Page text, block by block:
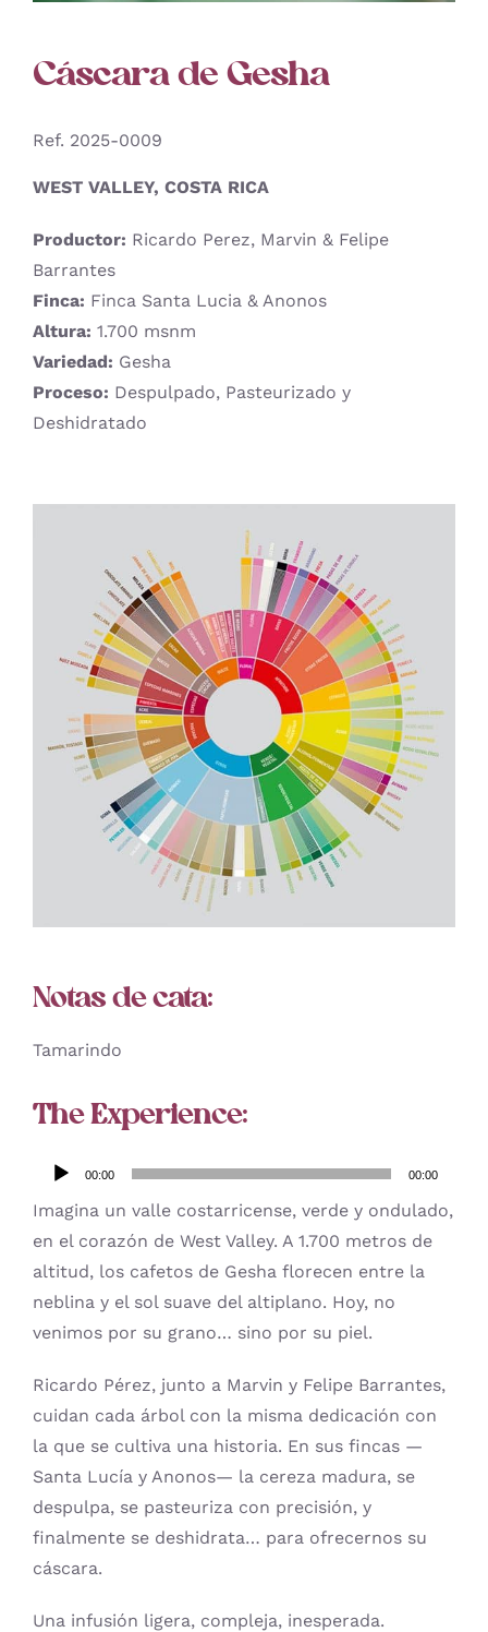
Cáscara de Gesha
Ref. 2025-0009
WEST VALLEY, COSTA RICA
Productor: Ricardo Perez, Marvin & Felipe
Barrantes
Finca: Finca Santa Lucia & Anonos
Altura: 1.700 msnm
Variedad: Gesha
Proceso: Despulpado, Pasteurizado y
Deshidratado
Notas de cata:
Tamarindo
The Experience:
Reproductor
audio
00:00 00:00
Imagina un valle costarricense, verde y ondulado,
en el corazón de West Valley. A 1.700 metros de
altitud, los cafetos de Gesha florecen entre la
neblina y el sol suave del altiplano. Hoy, no
venimos por su grano… sino por su piel.
Ricardo Pérez, junto a Marvin y Felipe Barrantes,
cuidan cada árbol con la misma dedicación con
la que se cultiva una historia. En sus fincas —
Santa Lucía y Anonos— la cereza madura, se
despulpa, se pasteuriza con precisión, y
finalmente se deshidrata… para ofrecernos su
cáscara.
Una infusión ligera, compleja, inesperada.